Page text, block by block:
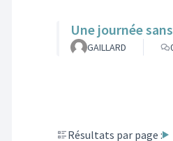
Une journée
GAILLARD
Résultats par page :